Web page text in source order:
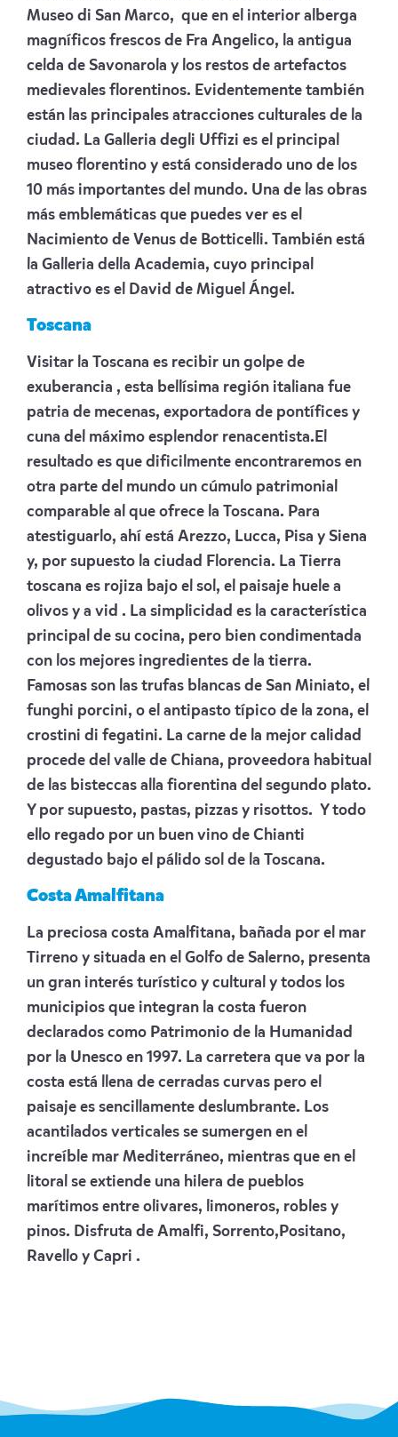
Museo di San Marco, que en el interior alberga
magníficos frescos de Fra Angelico, la antigua
celda de Savonarola y los restos de artefactos
medievales florentinos. Evidentemente también
están las principales atracciones culturales de la
ciudad. La Galleria degli Uffizi es el principal
museo florentino y está considerado uno de los
10 más importantes del mundo. Una de las obras
más emblemáticas que puedes ver es el
Nacimiento de Venus de Botticelli. También está
la Galleria della Academia, cuyo principal
atractivo es el David de Miguel Ángel.
Toscana
Visitar la Toscana es recibir un golpe de
exuberancia , esta bellísima región italiana fue
patria de mecenas, exportadora de pontífices y
cuna del máximo esplendor renacentista.El
resultado es que dificilmente encontraremos en
otra parte del mundo un cúmulo patrimonial
comparable al que ofrece la Toscana. Para
atestiguarlo, ahí está Arezzo, Lucca, Pisa y Siena
y, por supuesto la ciudad Florencia. La Tierra
toscana es rojiza bajo el sol, el paisaje huele a
olivos y a vid . La simplicidad es la característica
principal de su cocina, pero bien condimentada
con los mejores ingredientes de la tierra.
Famosas son las trufas blancas de San Miniato, el
funghi porcini, o el antipasto típico de la zona, el
crostini di fegatini. La carne de la mejor calidad
procede del valle de Chiana, proveedora habitual
de las bisteccas alla fiorentina del segundo plato.
Y por supuesto, pastas, pizzas y risottos. Y todo
ello regado por un buen vino de Chianti
degustado bajo el pálido sol de la Toscana.
Costa Amalfitana
La preciosa costa Amalfitana, bañada por el mar
Tirreno y situada en el Golfo de Salerno, presenta
un gran interés turístico y cultural y todos los
municipios que integran la costa fueron
declarados como Patrimonio de la Humanidad
por la Unesco en 1997. La carretera que va por la
costa está llena de cerradas curvas pero el
paisaje es sencillamente deslumbrante. Los
acantilados verticales se sumergen en el
increíble mar Mediterráneo, mientras que en el
litoral se extiende una hilera de pueblos
marítimos entre olivares, limoneros, robles y
pinos. Disfruta de Amalfi, Sorrento,Positano,
Ravello y Capri .